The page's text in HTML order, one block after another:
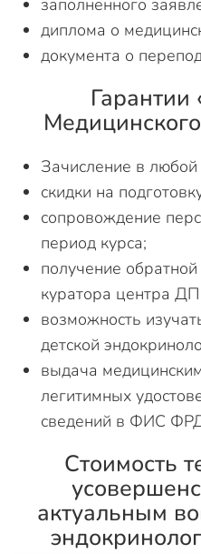
заполненного
диплома о
документа о
Гарантии
Зачисление в
скидки на
сопровождение
период курса;
получение
куратора центра
возможность
детской
выдача
легитимных
сведений в ФИС
Стоимость
актуальным